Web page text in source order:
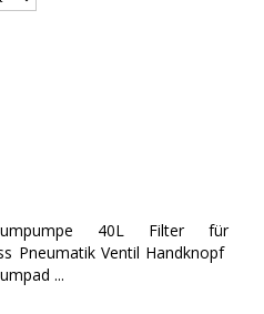
40L Filter für
Pneumatik Ventil Handknopf
...